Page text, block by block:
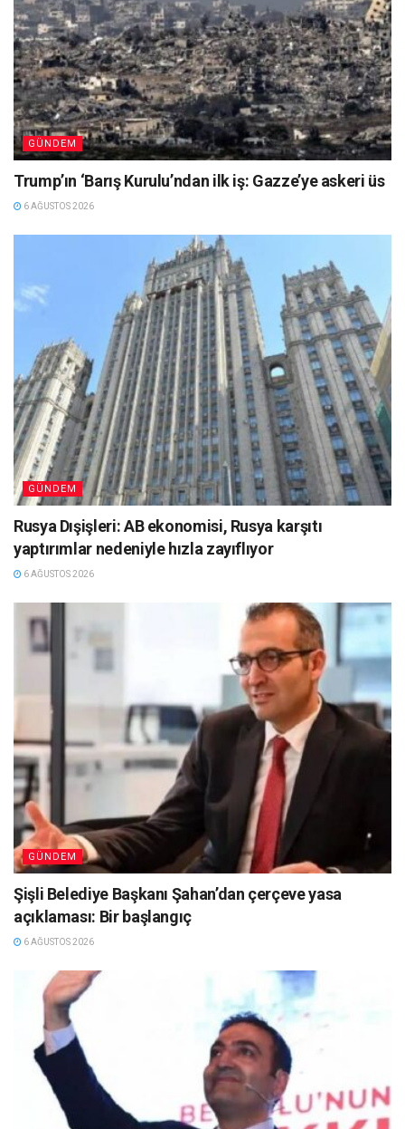
GÜNDEM
Trump’ın ‘Barış Kurulu’ndan ilk iş: Gazze’ye askeri üs
6 AĞUSTOS 2026
GÜNDEM
Rusya Dışişleri: AB ekonomisi, Rusya karşıtı
yaptırımlar nedeniyle hızla zayıflıyor
6 AĞUSTOS 2026
GÜNDEM
Şişli Belediye Başkanı Şahan’dan çerçeve yasa
açıklaması: Bir başlangıç
6 AĞUSTOS 2026